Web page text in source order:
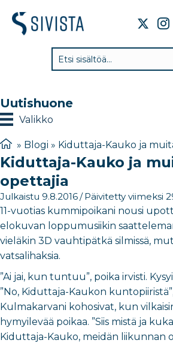
Uutishuone
Valikko
» Blogi » Kiduttaja-Kauko ja
Kiduttaja-Kauko ja
opettajia
Julkaistu 9.8.2016/ Päivitetty viimeksi
11-vuotias kummipoikani nousi
elokuvan loppumusiikin
vieläkin 3D vauhtipätkä silmissä,
vatsalihaksia.
”Ai jai, kun tuntuu”, poika irvisti.
”No, Kiduttaja-Kaukon
Kulmakarvani kohosivat, kun
hymyilevää poikaa. ”Siis mistä ja
Kiduttaja-Kauko, meidän liikunnan